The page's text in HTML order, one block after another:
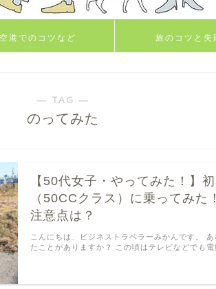
空港でのコツなど 旅のコツと失
― TAG ―
のってみた
【50代女子・やってみた！】
（50CCクラス）に乗ってみた
注意点は？
こんにちは、ビジネストラベラーみかんです。
たことがありますか？ この頃はテレビなどでも